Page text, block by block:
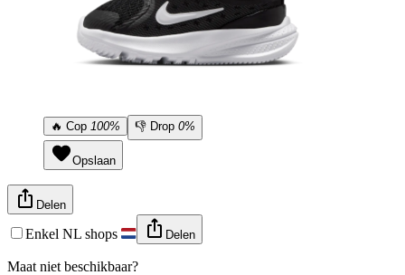
🔥 Cop 100% 👎 Drop 0%
Opslaan
Delen
Enkel NL shops Delen
Maat niet beschikbaar?